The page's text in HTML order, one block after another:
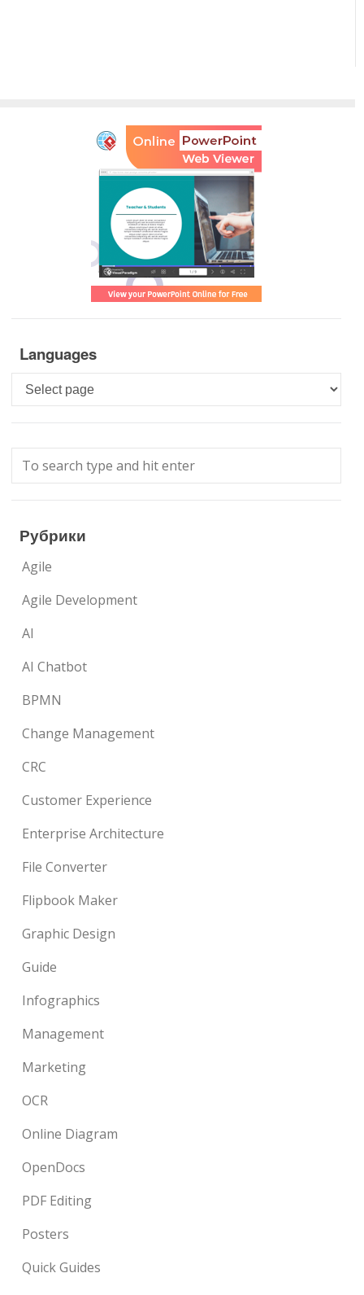
Languages
Languages
Рубрики
Agile
Agile Development
AI
AI Chatbot
BPMN
Change Management
CRC
Customer Experience
Enterprise Architecture
File Converter
Flipbook Maker
Graphic Design
Guide
Infographics
Management
Marketing
OCR
Online Diagram
OpenDocs
PDF Editing
Posters
Quick Guides